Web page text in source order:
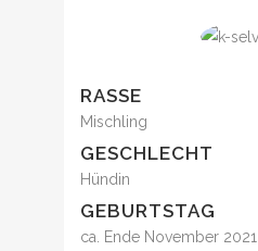
RASSE
Mischling
GESCHLECHT
Hündin
GEBURTSTAG
ca. Ende November 2021